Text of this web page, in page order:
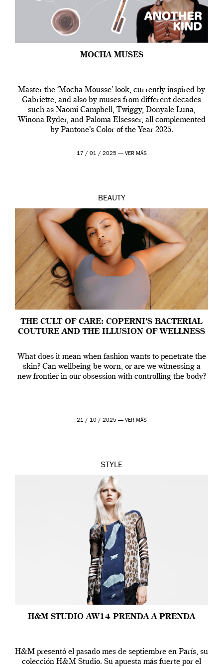
MOCHA MUSES
Master the ‘Mocha Mousse’ look, currently inspired by
Gabriette, and also by muses from different decades
such as Naomi Campbell, Twiggy, Donyale Luna,
Winona Ryder, and Paloma Elsesser, all complemented
by Pantone’s Color of the Year 2025.
17 / 01 / 2025 — VER MÁS
BEAUTY
THE CULT OF CARE: COPERNI’S BACTERIAL
COUTURE AND THE ILLUSION OF WELLNESS
What does it mean when fashion wants to penetrate the
skin? Can wellbeing be worn, or are we witnessing a
new frontier in our obsession with controlling the body?
21 / 10 / 2025 — VER MÁS
STYLE
H&M STUDIO AW14 PRENDA A PRENDA
H&M presentó el pasado mes de septiembre en París, su
colección H&M Studio. Su apuesta más fuerte por el